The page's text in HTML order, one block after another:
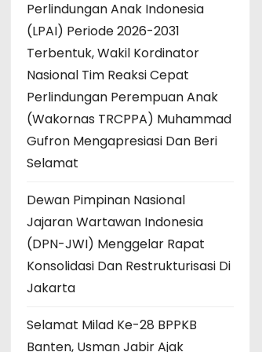
Perlindungan Anak Indonesia
(LPAI) Periode 2026-2031
Terbentuk, Wakil Kordinator
Nasional Tim Reaksi Cepat
Perlindungan Perempuan Anak
(Wakornas TRCPPA) Muhammad
Gufron Mengapresiasi Dan Beri
Selamat
Dewan Pimpinan Nasional
Jajaran Wartawan Indonesia
(DPN-JWI) Menggelar Rapat
Konsolidasi Dan Restrukturisasi Di
Jakarta
Selamat Milad Ke-28 BPPKB
Banten, Usman Jabir Ajak